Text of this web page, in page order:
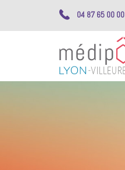
04 87 65 00 00